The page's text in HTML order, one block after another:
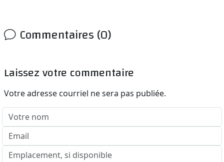
Commentaires (0)
Laissez votre commentaire
Votre adresse courriel ne sera pas publiée.